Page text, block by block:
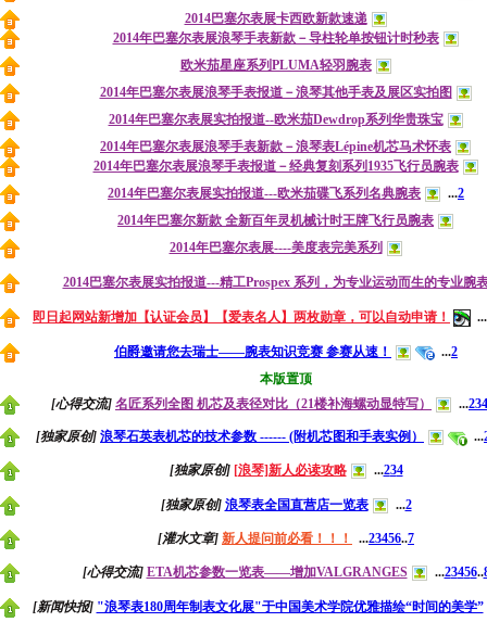
2014巴塞尔表展卡西欧新款速递
2014年巴塞尔表展浪琴手表新款－导柱轮单按钮计时秒表
欧米茄星座系列PLUMA轻羽腕表
2014年巴塞尔表展浪琴手表报道－浪琴其他手表及展区实拍图
2014年巴塞尔表展实拍报道--欧米茄Dewdrop系列华贵珠宝
2014年巴塞尔表展浪琴手表新款－浪琴表Lépine机芯马术怀表
2014年巴塞尔表展浪琴手表报道－经典复刻系列1935飞行员腕表
2014年巴塞尔表展实拍报道---欧米茄碟飞系列名典腕表
...2
2014年巴塞尔新款 全新百年灵机械计时王牌飞行员腕表
2014年巴塞尔表展----美度表完美系列
2014巴塞尔表展实拍报道---精工Prospex 系列，为专业运动而生的专业腕
即日起网站新增加【认证会员】【爱表名人】两枚勋章，可以自动申请！ ...
伯爵邀请您去瑞士——腕表知识竞赛 参赛从速！ ...2
本版置顶
[心得交流] 名匠系列全图 机芯及表径对比（21楼补海螺动显特写） ...234
[独家原创] 浪琴石英表机芯的技术参数 ------ (附机芯图和手表实例） ...
[独家原创] [浪琴]新人必读攻略 ...234
[独家原创] 浪琴表全国直营店一览表 ...2
[灌水文章] 新人提问前必看！！！ ...23456..7
[心得交流] ETA机芯参数一览表——增加VALGRANGES ...23456..
[新闻快报] "浪琴表180周年制表文化展"于中国美术学院优雅描绘“时间的美学”